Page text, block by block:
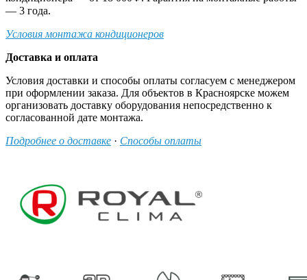
— 3 года.
Условия монтажа кондиционеров
Доставка и оплата
Условия доставки и способы оплаты согласуем с менеджером
при оформлении заказа. Для объектов в Красноярске можем
организовать доставку оборудования непосредственно к
согласованной дате монтажа.
Подробнее о доставке · Способы оплаты